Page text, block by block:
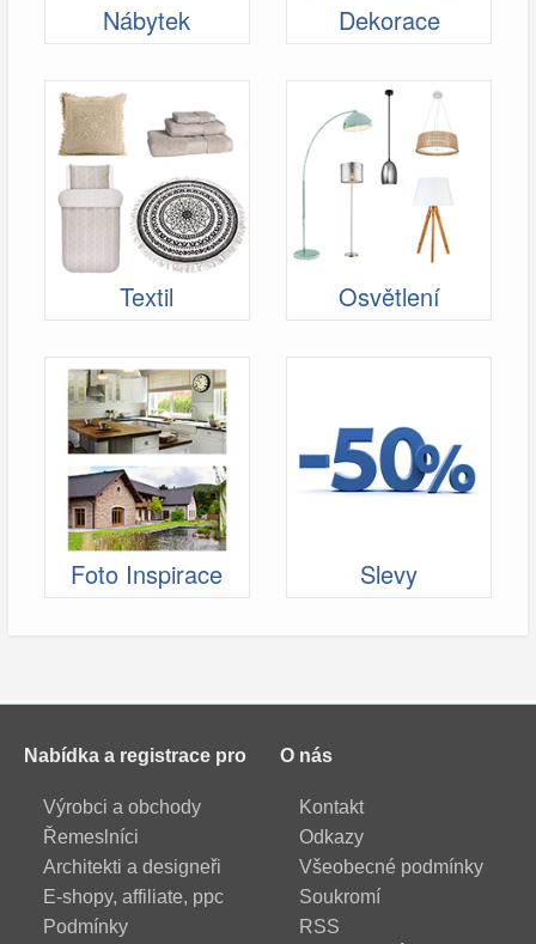
Nábytek Dekorace
Textil Osvětlení
Foto Inspirace Slevy
Nabídka a registrace pro
Výrobci a obchody
Řemeslníci
Architekti a designeři
E-shopy, affiliate, ppc
Podmínky
O nás
Kontakt
Odkazy
Všeobecné podmínky
Soukromí
RSS